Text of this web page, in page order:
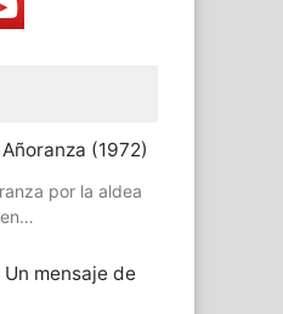
(1972)
por la aldea
Un mensaje de